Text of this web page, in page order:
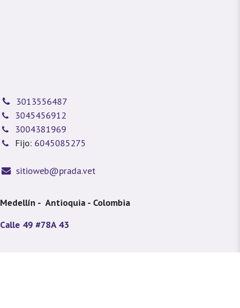
3013556487
3045456912
3004381969
Fijo: 6045085275
sitioweb@prada.vet
Medellín - Antioquia - Colombia
Calle 49 #78A 43